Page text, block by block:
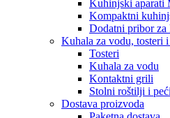
Kuhinjski aparati
Kompaktni
Dodatni pribor za
Kuhala za vodu, tosteri
Tosteri
Kuhala za vodu
Kontaktni grili
Stolni roštilji i
Dostava proizvoda